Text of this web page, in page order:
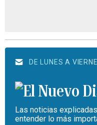
DE LUNES A
Las noticias
entender lo más